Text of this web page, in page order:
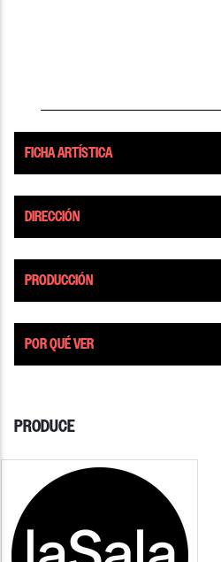
FICHA ARTÍSTICA
DIRECCIÓN
PRODUCCIÓN
POR QUÉ VER
PRODUCE